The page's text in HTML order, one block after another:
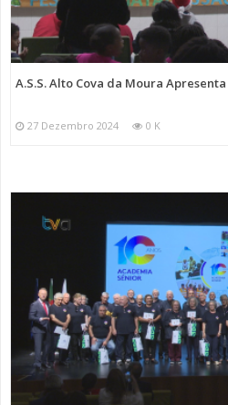
A.S.S. Alto Cova da Moura
27 Dezembro 2024 0 K